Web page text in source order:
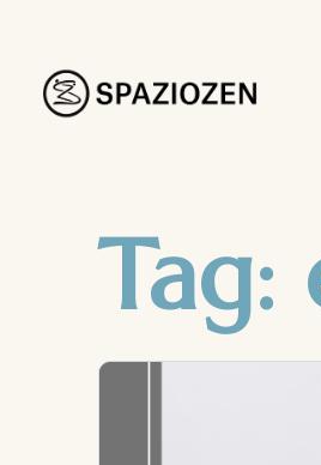
Tag: